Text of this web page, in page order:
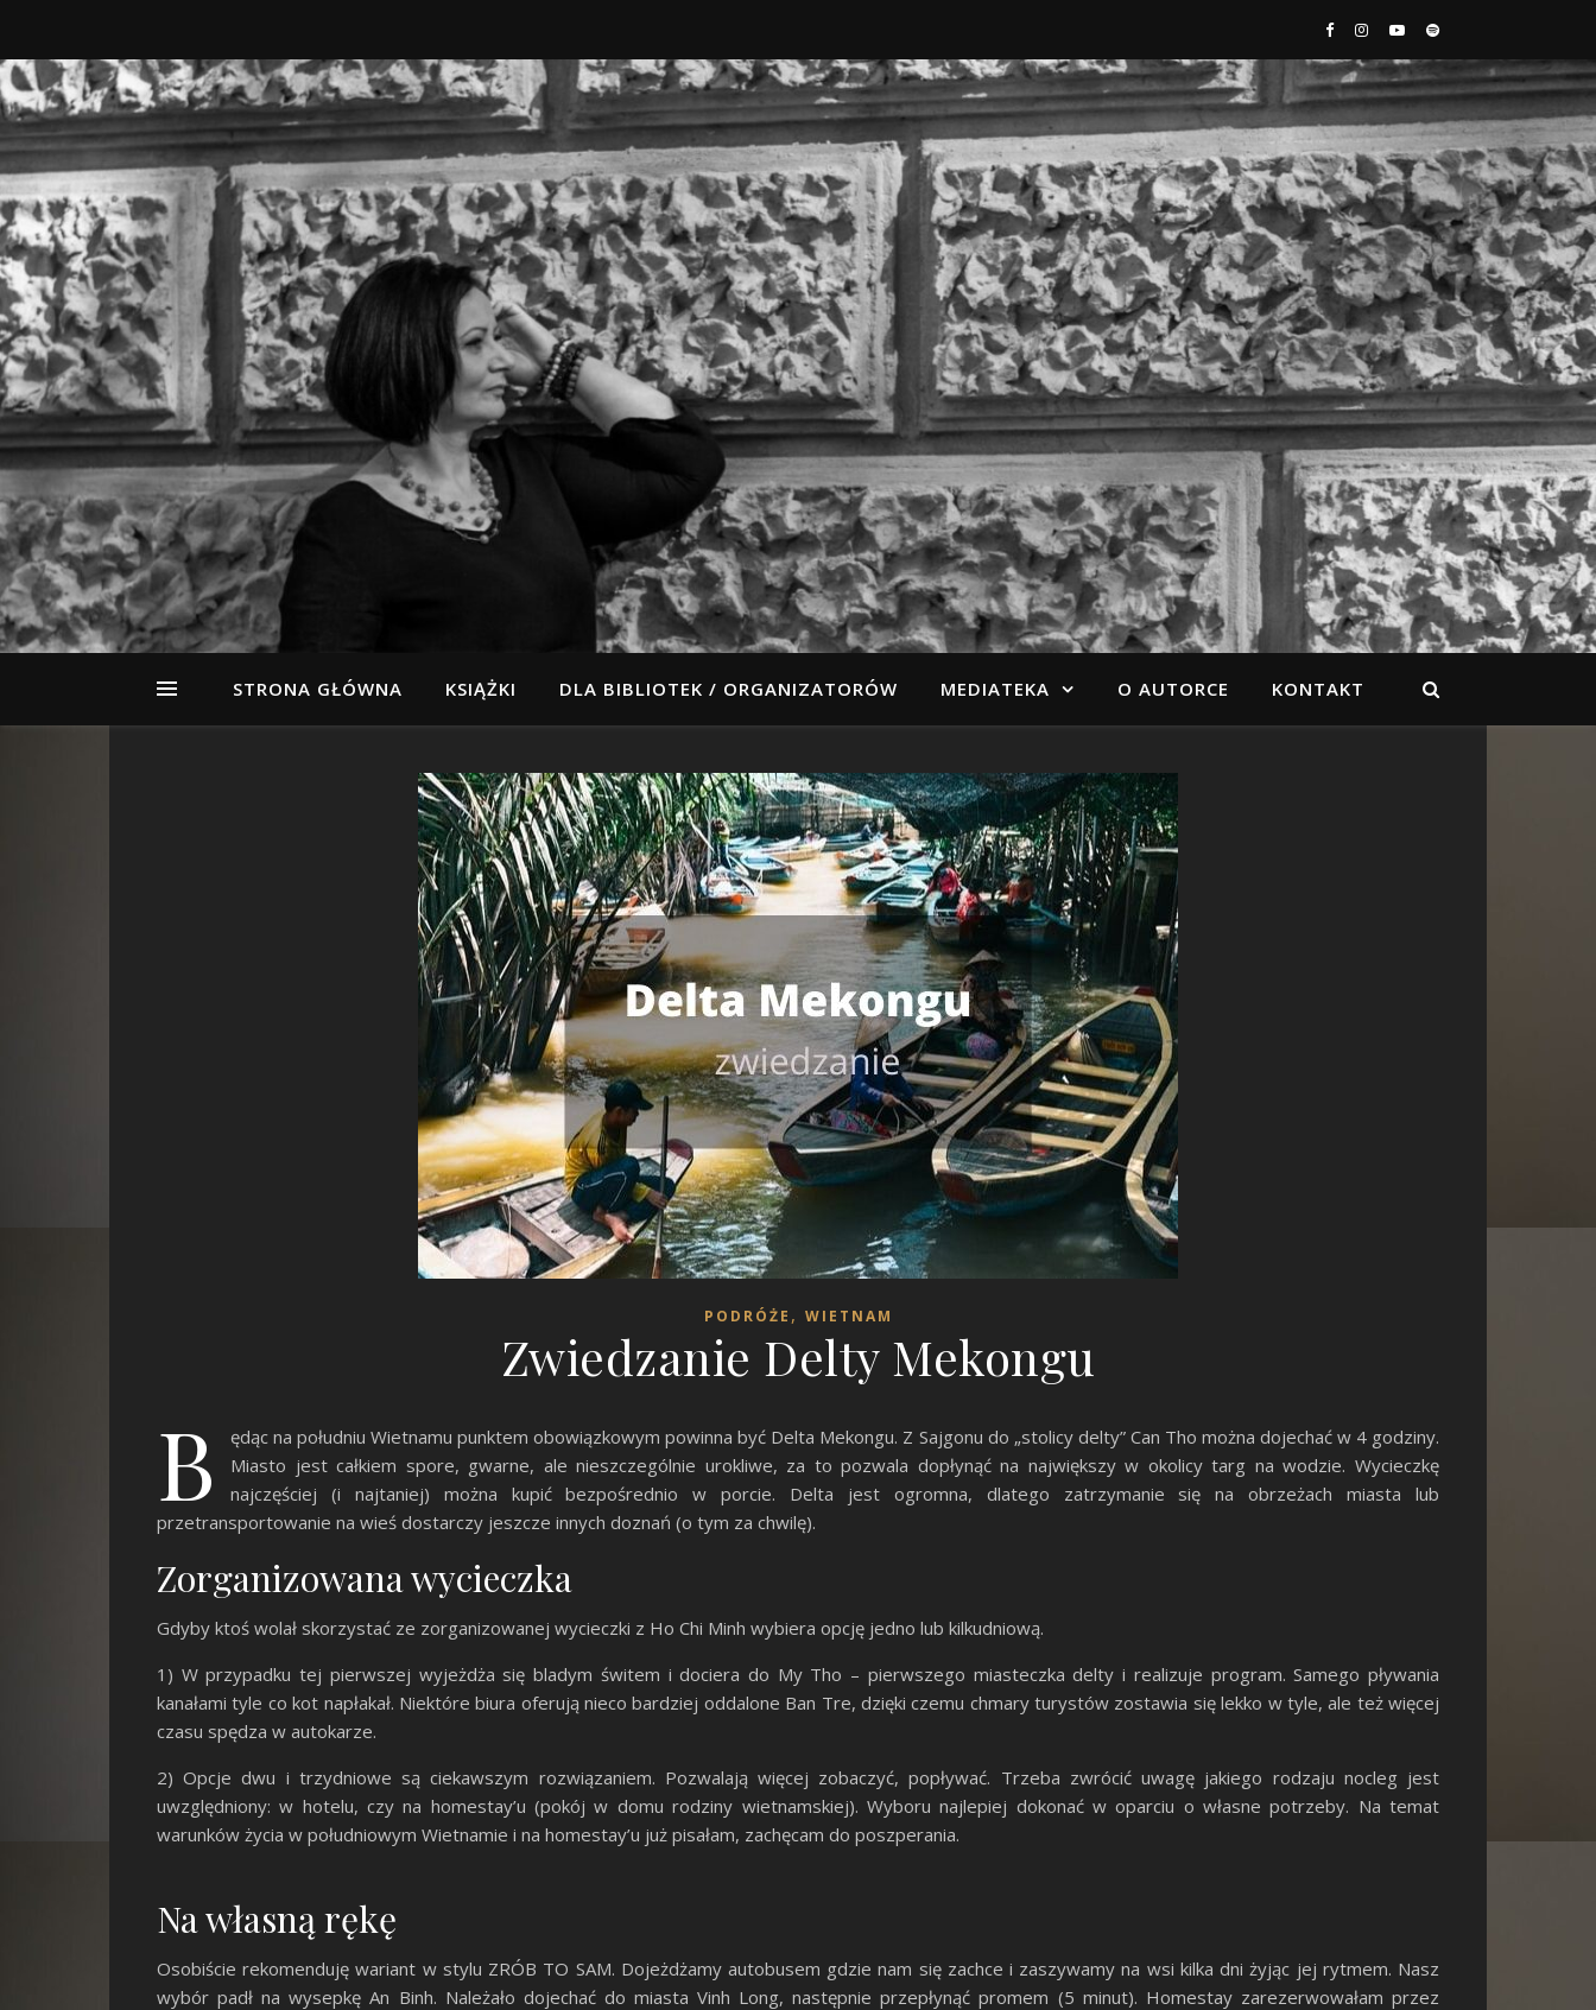
STRONA GŁÓWNA KSIĄŻKI DLA BIBLIOTEK / ORGANIZATORÓW MEDIATEKA O AUTORCE KONTAKT
PODRÓŻE , WIETNAM
Zwiedzanie Delty Mekongu
B
ędąc na południu Wietnamu punktem obowiązkowym powinna być Delta Mekongu. Z Sajgonu do „stolicy delty” Can Tho można dojechać w 4 godziny.
Miasto jest całkiem spore, gwarne, ale nieszczególnie urokliwe, za to pozwala dopłynąć na największy w okolicy targ na wodzie. Wycieczkę
najczęściej (i najtaniej) można kupić bezpośrednio w porcie. Delta jest ogromna, dlatego zatrzymanie się na obrzeżach miasta lub
przetransportowanie na wieś dostarczy jeszcze innych doznań (o tym za chwilę).
Zorganizowana wycieczka
Gdyby ktoś wolał skorzystać ze zorganizowanej wycieczki z Ho Chi Minh wybiera opcję jedno lub kilkudniową.
1) W przypadku tej pierwszej wyjeżdża się bladym świtem i dociera do My Tho – pierwszego miasteczka delty i realizuje program. Samego pływania
kanałami tyle co kot napłakał. Niektóre biura oferują nieco bardziej oddalone Ban Tre, dzięki czemu chmary turystów zostawia się lekko w tyle, ale też więcej
czasu spędza w autokarze.
2) Opcje dwu i trzydniowe są ciekawszym rozwiązaniem. Pozwalają więcej zobaczyć, popływać. Trzeba zwrócić uwagę jakiego rodzaju nocleg jest
uwzględniony: w hotelu, czy na homestay’u (pokój w domu rodziny wietnamskiej). Wyboru najlepiej dokonać w oparciu o własne potrzeby. Na temat
warunków życia w południowym Wietnamie i na homestay’u już pisałam, zachęcam do poszperania.
Na własną rękę
Osobiście rekomenduję wariant w stylu ZRÓB TO SAM. Dojeżdżamy autobusem gdzie nam się zachce i zaszywamy na wsi kilka dni żyjąc jej rytmem. Nasz
wybór padł na wysepkę An Binh. Należało dojechać do miasta Vinh Long, następnie przepłynąć promem (5 minut). Homestay zarezerwowałam przez